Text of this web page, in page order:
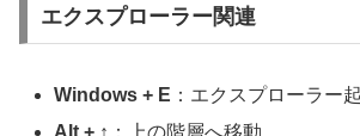
エクスプローラー関連
Windows + E ：エクスプローラー